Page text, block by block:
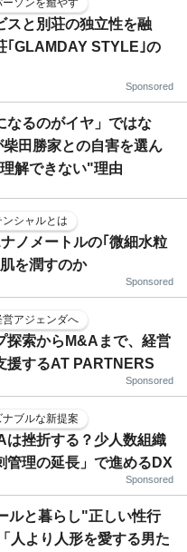
スと別荘の独立性を融
GLAMDAY STYLE｣の
Sponsored
なるのがイヤ」ではな
柴田勝家との自害を選ん
解できない"理由
シャルとは
ノメートルの｢微細水粒
を潤すのか
Sponsored
アジェンダへ
探索からM&Aまで、経営
援するAT PARTNERS
Sponsored
ブルな新提案
は挫折する？少人数組織
管理の延長」で進めるDX
Sponsored
ルと暮らし"正しい性行
人より人形を愛する男た